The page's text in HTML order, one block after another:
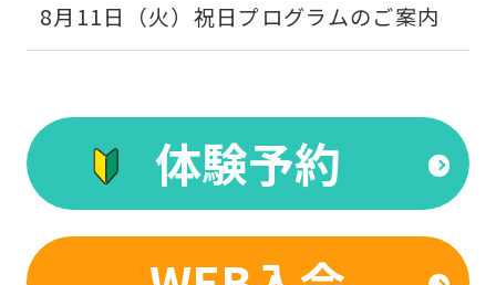
8月11日（火）祝日プログラムのご案内
体験予約
below
translation)
to
return
to